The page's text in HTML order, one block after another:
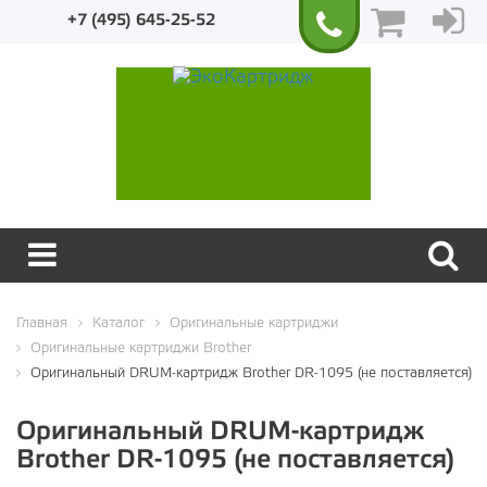
+7 (495) 645-25-52
Главная Каталог Оригинальные картриджи
Оригинальные картриджи Brother
Оригинальный DRUM-картридж Brother DR-1095 (не поставляется)
Оригинальный DRUM-картридж
Brother DR-1095 (не поставляется)